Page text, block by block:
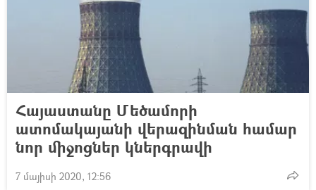
Հայաստանը Մեծամորի
ատոմակայանի վերազինման համար
նոր միջոցներ կներգրավի
7 մայիսի 2020, 12:56